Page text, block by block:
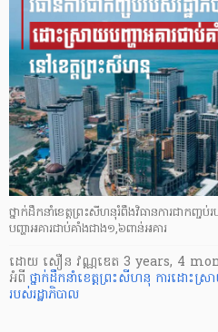
ថ្នាក់ដឹកនាំខេត្តព្រះសីហនុរំពឹងវិធានការជាកញ្
បញ្ហាអគារជាប់គាំងជាង១,៦ពាន់អគារ
ដោយ សឿន វណ្ណឌេត 3 years, 4
អំពី ថ្នាក់ដឹកនាំខេត្តព្រះសីហនុ ការដោះសា្
របស់រដ្ឋាភិបាល